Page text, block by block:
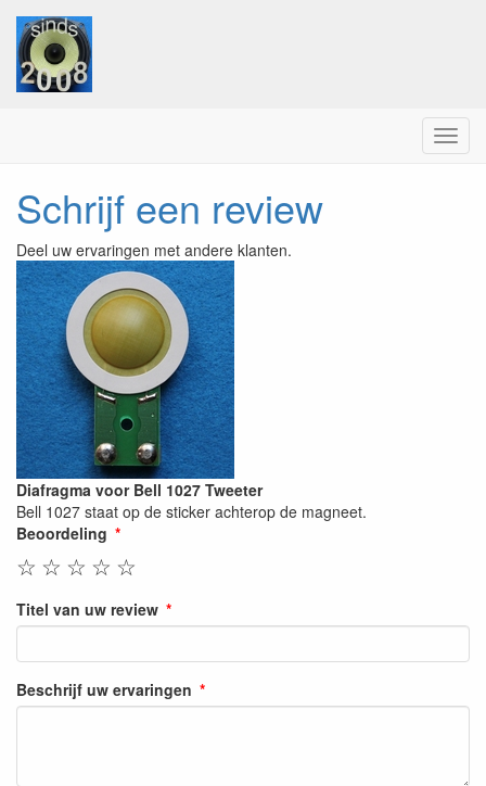
Menu
Schrijf een review
Deel uw ervaringen met andere klanten.
Diafragma voor Bell 1027 Tweeter
Bell 1027 staat op de sticker achterop de magneet.
Beoordeling
☆
☆
☆
☆
☆
Titel van uw review
Beschrijf uw ervaringen